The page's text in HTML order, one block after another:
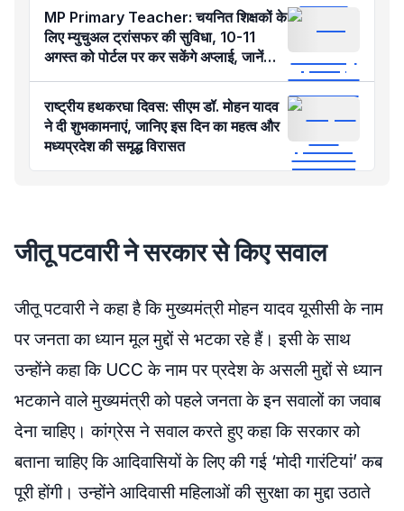
MP Primary Teacher: चयनित शिक्षकों के
लिए म्युचुअल ट्रांसफर की सुविधा, 10-11
अगस्त को पोर्टल पर कर सकेंगे अप्लाई, जानें
नियम-शर्तें
राष्ट्रीय हथकरघा दिवस: सीएम डॉ. मोहन यादव
ने दी शुभकामनाएं, जानिए इस दिन का महत्व और
मध्यप्रदेश की समृद्ध विरासत
जीतू पटवारी ने सरकार से किए सवाल
जीतू पटवारी ने कहा है कि मुख्यमंत्री मोहन यादव यूसीसी के नाम
पर जनता का ध्यान मूल मुद्दों से भटका रहे हैं। इसी के साथ
उन्होंने कहा कि UCC के नाम पर प्रदेश के असली मुद्दों से ध्यान
भटकाने वाले मुख्यमंत्री को पहले जनता के इन सवालों का जवाब
देना चाहिए। कांग्रेस ने सवाल करते हुए कहा कि सरकार को
बताना चाहिए कि आदिवासियों के लिए की गई ‘मोदी गारंटियां’ कब
पूरी होंगी। उन्होंने आदिवासी महिलाओं की सुरक्षा का मुद्दा उठाते